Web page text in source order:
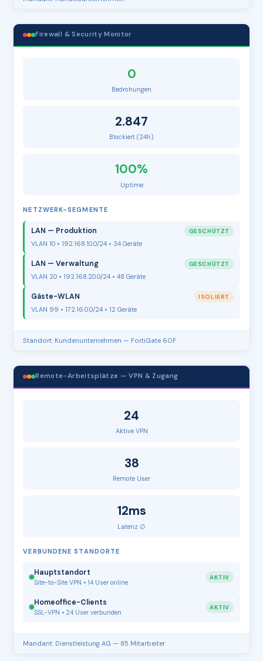
Firewall & Security Monitor
0
Bedrohungen
2.847
Blockiert (24h)
100%
Uptime
NETZWERK-SEGMENTE
LAN — Produktion GESCHÜTZT
VLAN 10 • 192.168.10.0/24 • 34 Geräte
LAN — Verwaltung GESCHÜTZT
VLAN 20 • 192.168.20.0/24 • 48 Geräte
Gäste-WLAN ISOLIERT
VLAN 99 • 172.16.0.0/24 • 12 Geräte
Standort: Kundenunternehmen — FortiGate 60F
Remote-Arbeitsplätze — VPN & Zugang
24
Aktive VPN
38
Remote User
12ms
Latenz ∅
VERBUNDENE STANDORTE
Hauptstandort
Site-to-Site VPN • 14 User online
AKTIV
Homeoffice-Clients
SSL-VPN • 24 User verbunden
AKTIV
Mandant: Dienstleistung AG — 85 Mitarbeiter